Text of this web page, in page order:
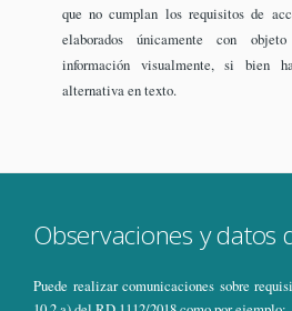
que no cumplan los requisitos de
elaborados únicamente con
información visualmente, si bien
alternativa en texto.
Observaciones y datos
Puede realizar comunicaciones sobre